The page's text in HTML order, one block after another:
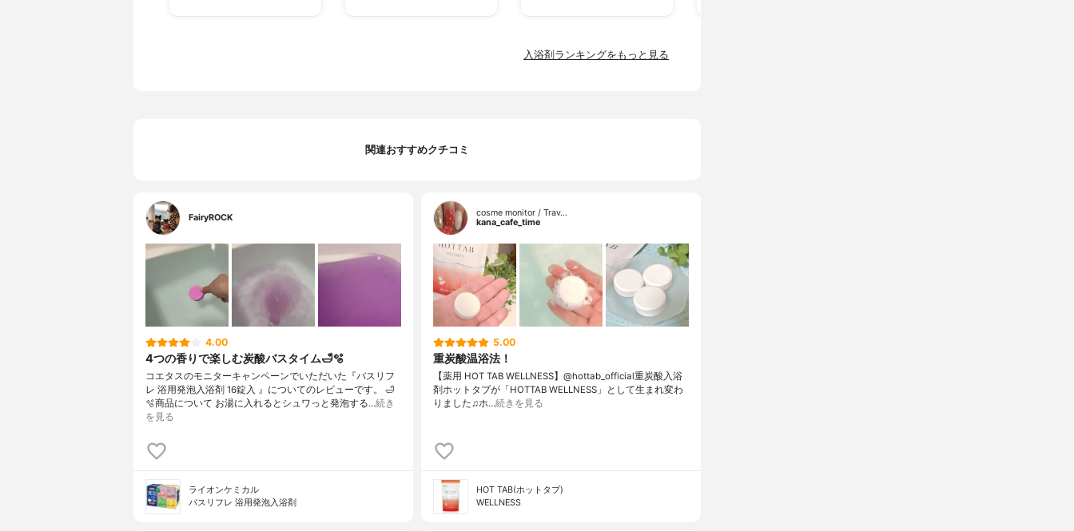
入浴剤ランキングをもっと見る
関連おすすめクチコミ
FairyROCK
4.00
4つの香りで楽しむ炭酸バスタイム🛁🫧
コエタスのモニターキャンペーンでいただいた『バスリフ
レ 浴用発泡入浴剤 16錠入 』についてのレビューです。 🛁
🫧商品について お湯に入れるとシュワっと発泡する…続き
を見る
ライオンケミカル
バスリフレ 浴用発泡入浴剤
cosme monitor / Trav…
kana_cafe_time
5.00
重炭酸温浴法！
【薬用 HOT TAB WELLNESS】@hottab_official重炭酸入浴
剤ホットタブが「HOTTAB WELLNESS」として生まれ変わ
りました♫ホ…続きを見る
HOT TAB(ホットタブ)
WELLNESS